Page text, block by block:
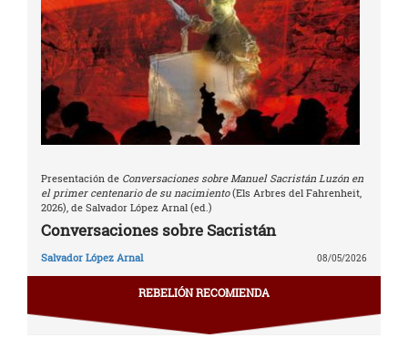
Presentación de Conversaciones sobre Manuel Sacristán Luzón en
el primer centenario de su nacimiento(Els Arbres del Fahrenheit,
2026), de Salvador López Arnal (ed.)
Conversaciones sobre Sacristán
Salvador López Arnal 08/05/2026
REBELIÓN RECOMIENDA